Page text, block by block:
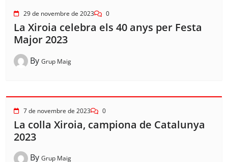
29 de novembre de 2023 0
La Xiroia celebra els 40 anys per Festa
Major 2023
By Grup Maig
7 de novembre de 2023 0
La colla Xiroia, campiona de Catalunya
2023
By Grup Maig